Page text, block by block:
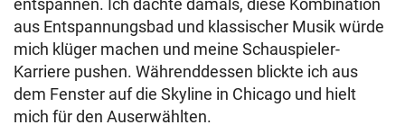
aus Entspannungsbad und klassischer Musik würde
mich klüger machen und meine Schauspieler-
Karriere pushen. Währenddessen blickte ich aus
dem Fenster auf die Skyline in Chicago und hielt
mich für den Auserwählten.